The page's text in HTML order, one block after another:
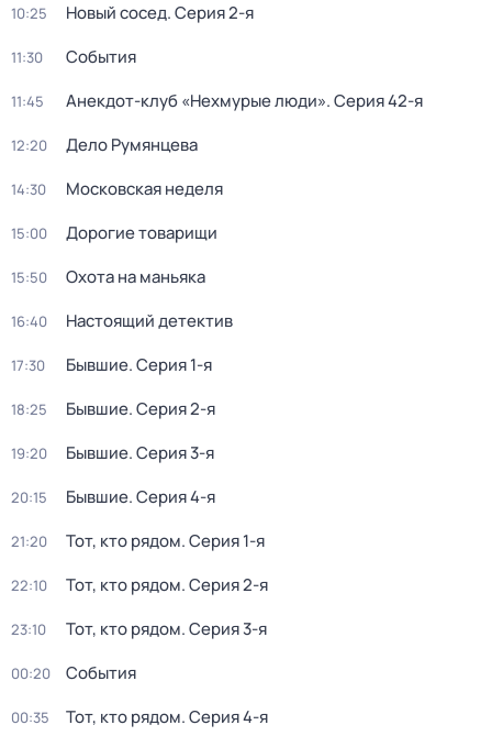
10:25 Новый сосед. Серия 2-я
11:30 События
11:45 Анекдот-клуб «Нехмурые люди». Серия 42-я
12:20 Дело Румянцева
14:30 Московская неделя
15:00 Дорогие товарищи
15:50 Охота на маньяка
16:40 Настоящий детектив
17:30 Бывшие. Серия 1-я
18:25 Бывшие. Серия 2-я
19:20 Бывшие. Серия 3-я
20:15 Бывшие. Серия 4-я
21:20 Тот, кто рядом. Серия 1-я
22:10 Тот, кто рядом. Серия 2-я
23:10 Тот, кто рядом. Серия 3-я
00:20 События
00:35 Тот, кто рядом. Серия 4-я